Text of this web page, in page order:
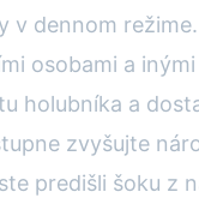
v dennom
osobami a
holubníka a
zvyšujte
predišli šoku z